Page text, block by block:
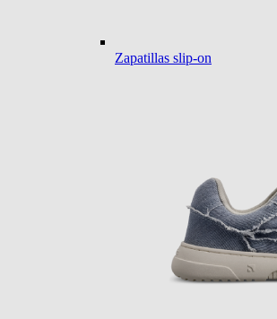
Zapatillas slip-on